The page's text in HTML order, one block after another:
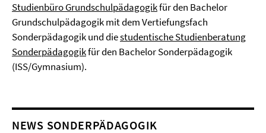
Studienbüro Grundschulpädagogikfür den Bachelor
Grundschulpädagogik mit dem Vertiefungsfach
Sonderpädagogik und diestudentische Studienberatung
Sonderpädagogikfür den Bachelor Sonderpädagogik
(ISS/Gymnasium).
NEWS SONDERPÄDAGOGIK